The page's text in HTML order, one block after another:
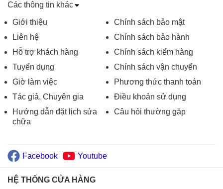
Các thông tin khác
Giới thiệu
Liên hệ
Hỗ trợ khách hàng
Tuyển dụng
Giờ làm việc
Tác giả, Chuyên gia
Hướng dẫn đặt lịch sửa
chữa
Chính sách bảo mật
Chính sách bảo hành
Chính sách kiểm hàng
Chính sách vận chuyển
Phương thức thanh toán
Điều khoản sử dụng
Câu hỏi thường gặp
Facebook Youtube
HỆ THỐNG CỬA HÀNG